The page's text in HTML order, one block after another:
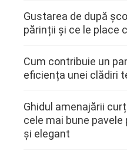
Gustarea de după
părinții și ce le place
Cum contribuie un
eficiența unei clădiri
Ghidul amenajării
cele mai bune pavele
și elegant